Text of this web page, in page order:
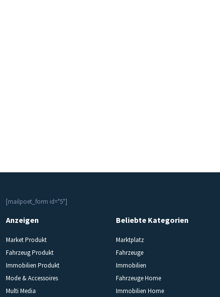
[mailpoet_form id="5"]
Anzeigen
Market Produkt
Fahrzeug Produkt
Immobilien Produkt
Mode & Accessoires
Multi Media
Beliebte Kategorien
Marktplatz
Fahrzeuge
Immobilien
Fahrzeuge Home
Immobilien Home